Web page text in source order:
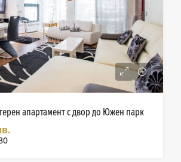
апартамент с двор до Южен парк